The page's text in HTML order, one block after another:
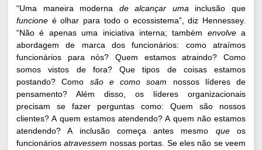
“Uma maneira moderna de alcançar uma inclusão que
funcione é olhar para todo o ecossistema”, diz Hennessey.
“Não é apenas uma iniciativa interna; também envolve a
abordagem de marca dos funcionários: como atraímos
funcionários para nós? Quem estamos atraindo? Como
somos vistos de fora? Que tipos de coisas estamos
postando? Como são e como soam nossos líderes de
pensamento? Além disso, os líderes organizacionais
precisam se fazer perguntas como: Quem são nossos
clientes? A quem estamos atendendo? A quem não estamos
atendendo? A inclusão começa antes mesmo queos
funcionáriosatravessem nossas portas. Se eles não se veem